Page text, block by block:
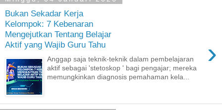
Bukan Sekadar Kerja
Kelompok: 7 Kebenaran
Mengejutkan Tentang Belajar
Aktif yang Wajib Guru Tahu
›
Anggap saja teknik-teknik dalam pembelajaran
aktif sebagai 'stetoskop ' bagi pengajar; mereka
memungkinkan diagnosis pemahaman kela...